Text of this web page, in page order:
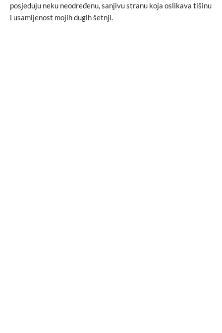
posjeduju neku neodređenu, sanjivu stranu koja oslikava tišinu
i usamljenost mojih dugih šetnji.